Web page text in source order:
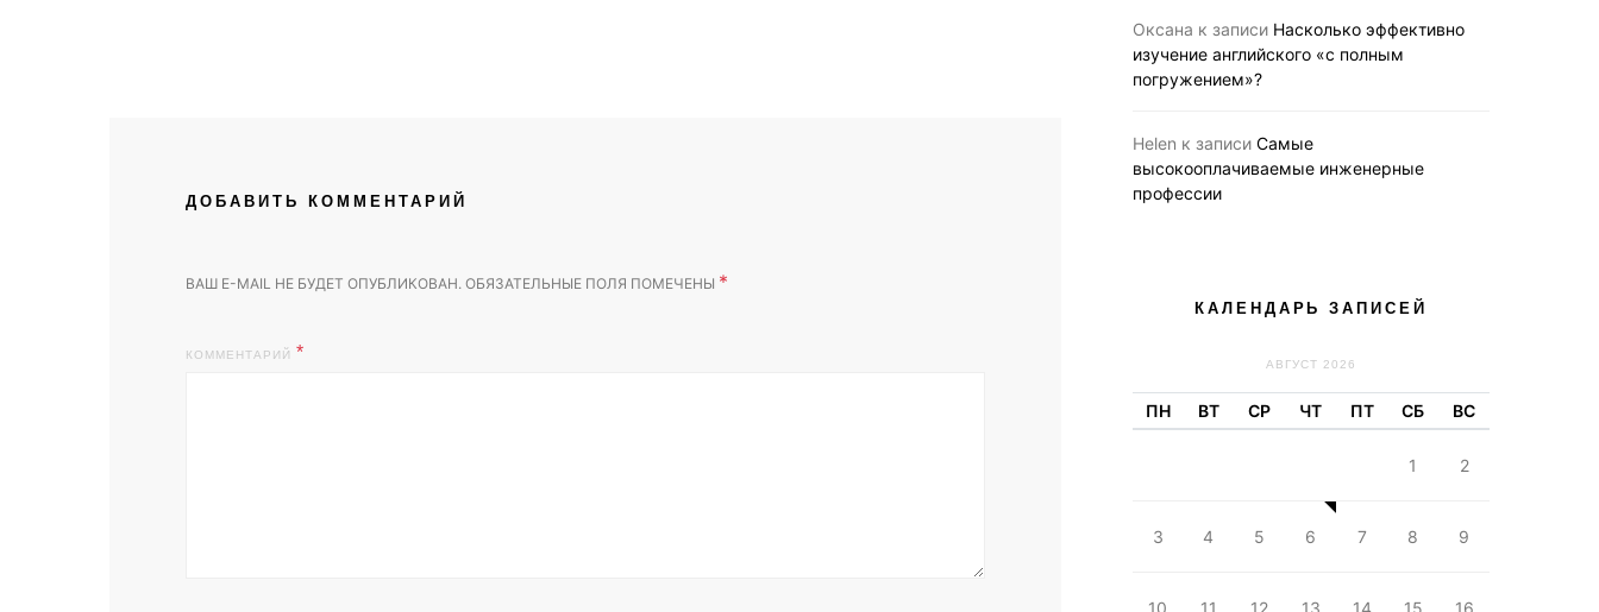
ДОБАВИТЬ КОММЕНТАРИЙ
ВАШ E-MAIL НЕ БУДЕТ ОПУБЛИКОВАН. ОБЯЗАТЕЛЬНЫЕ ПОЛЯ ПОМЕЧЕНЫ *
КОММЕНТАРИЙ
Оксана к записи Насколько эффективно
изучение английского «с полным
погружением»?
Helen к записи Самые
высокооплачиваемые инженерные
профессии
КАЛЕНДАРЬ ЗАПИСЕЙ
АВГУСТ 2026
ПН ВТ СР ЧТ ПТ СБ ВС
1 2
3 4 5 6 7 8 9
10 11 12 13 14 15 16